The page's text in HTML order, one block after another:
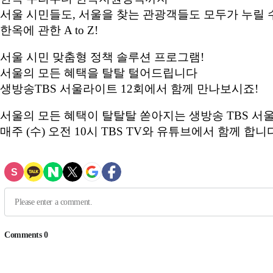
서울 시민들도, 서울을 찾는 관광객들도 모두가 누릴
한옥에 관한 A to Z!
서울 시민 맞춤형 정책 솔루션 프로그램!
서울의 모든 혜택을 탈탈 털어드립니다
생방송TBS 서울라이트 12회에서 함께 만나보시죠!
서울의 모든 혜택이 탈탈탈 쏟아지는 생방송 TBS 서
매주 (수) 오전 10시 TBS TV와 유튜브에서 함께 합니